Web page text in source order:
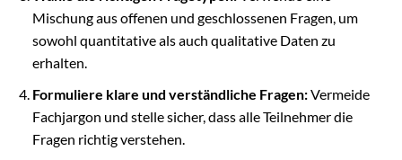
Mischung aus offenen und geschlossenen Fragen, um
sowohl quantitative als auch qualitative Daten zu
erhalten.
Formuliere klare und verständliche Fragen:Vermeide
Fachjargon und stelle sicher, dass alle Teilnehmer die
Fragen richtig verstehen.